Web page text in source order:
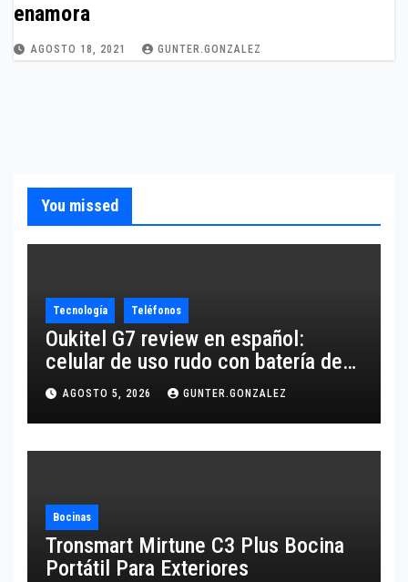
enamora
AGOSTO 18, 2021 GUNTER.GONZALEZ
You missed
Tecnología Teléfonos
Oukitel G7 review en español:
celular de uso rudo con batería de
10,600 mAh
AGOSTO 5, 2026 GUNTER.GONZALEZ
Bocinas
Tronsmart Mirtune C3 Plus Bocina
Portátil Para Exteriores